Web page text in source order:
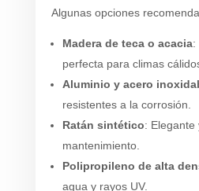
Algunas opciones
Madera de teca o acacia:
perfecta para climas
Aluminio y acero
resistentes a la corrosión.
Ratán sintético: Elegante
mantenimiento.
Polipropileno de alta
agua y rayos UV.